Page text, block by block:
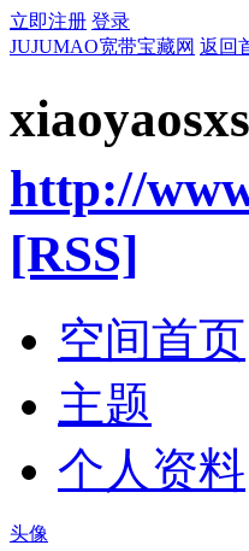
立即注册 登录
JUJUMAO宽带宝藏网 返回
http://
[RSS]
空间首页
主题
个人资料
头像